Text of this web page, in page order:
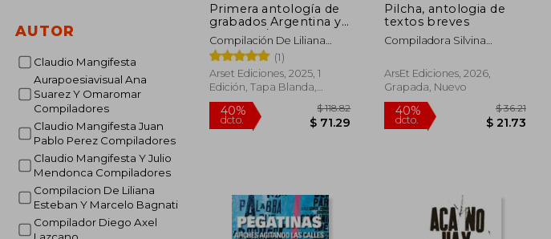
AUTOR
Claudio Mangifesta
Aurapoesiavisual Ana
Suarez Y Omaromar
Compiladores
Claudio Mangifesta Juan
Pablo Perez Compiladores
Claudio Mangifesta Y Julio
Mendonca Compiladores
Compilacion De Liliana
Esteban Y Marcelo Bagnati
Compilador Diego Axel
Primera antología de
grabados Argentina y
Cerdeña / Prima
antologia de insicioni
Sardegna e Argentina
Compilación De Liliana
Esteban Y Marcelo Bagnati.
(1)
Arset Ediciones, 2025, 1
Edición, Tapa Blanda,
Nuevo
Pilcha, antologia de
textos breves
Compiladora Silvina
ArsEt Ediciones, 2026,
Grapada, Nuevo